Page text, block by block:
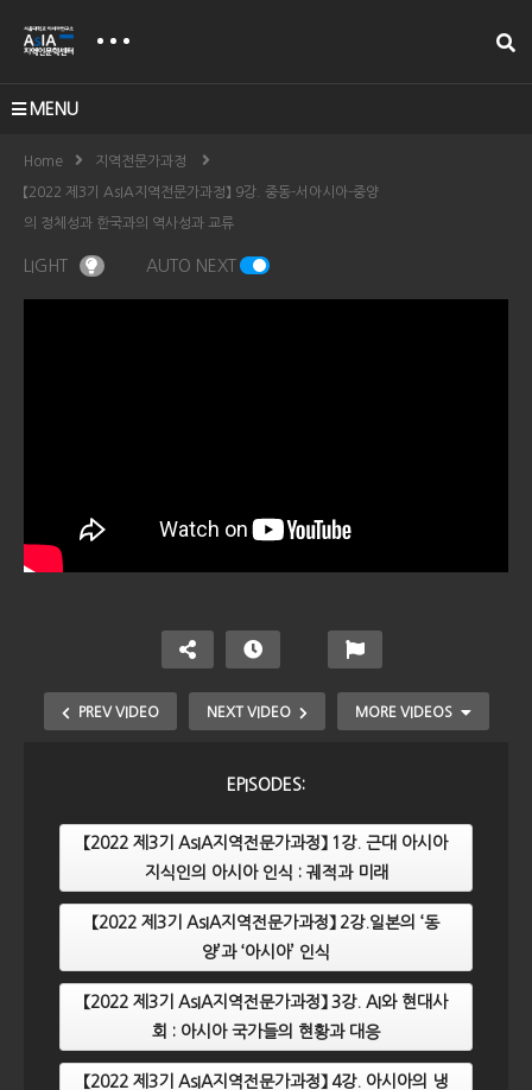
MENU
Home 지역전문가과정
【2022 제3기 AsIA지역전문가과정】 9강. 중동-서아시아-중양
의 정체성과 한국과의 역사성과 교류
LIGHT AUTO NEXT
PREV VIDEO NEXT VIDEO MORE VIDEOS
【2022 제3기 AsIA지역전문가과정】 7강. 현재의 G20
와 미래 아세안 의장국 인도네시아의 소명
EPISODES:
【2022 제3기 AsIA지역전문가과정】 1강. 근대 아시아
지식인의 아시아 인식 : 궤적과 미래
【2022 제3기 AsIA지역전문가과정】 2강.일본의 ‘동
양’과 ‘아시아’ 인식
【2022 제3기 AsIA지역전문가과정】 3강. AI와 현대사
회 : 아시아 국가들의 현황과 대응
【2022 제3기 AsIA지역전문가과정】 4강. 아시아의 냉